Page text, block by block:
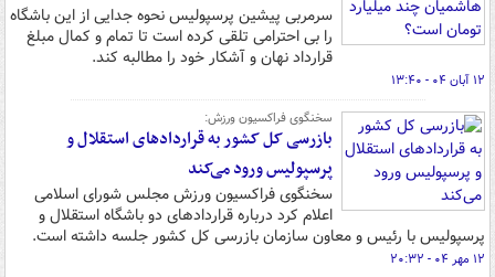
سرمربی پیشین پرسپولیس نحوه جدایی از این باشگاه
را بی احترامی تلقی کرده است تا تمام و کمال مبلغ
قرارداد نهان و آشکار خود را مطالبه کند.
۱۲ آبان ۰۴ - ۱۳:۴۰
سخنگوی فراکسیون ورزش:
بازرسی کل کشور به قراردادهای استقلال و
پرسپولیس ورود می‌کند
سخنگوی فراکسیون ورزش مجلس شورای اسلامی
اعلام کرد درباره قراردادهای دو باشگاه استقلال و
پرسپولیس با رئیس و معاون سازمان بازرسی کل کشور جلسه داشته است.
۱۲ مهر ۰۴ - ۲۰:۳۲